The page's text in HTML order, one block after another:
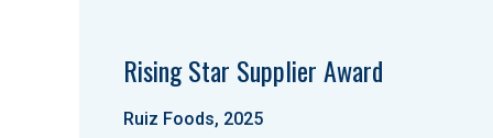
Rising Star Supplier Award
Ruiz Foods, 2025